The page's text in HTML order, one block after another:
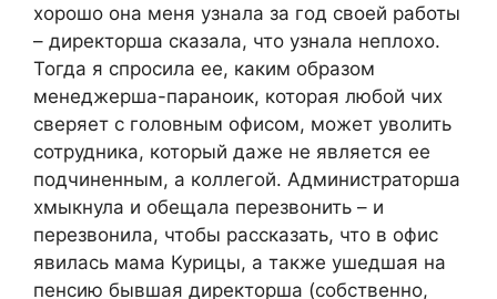
хорошо она меня узнала за год своей работы
– директорша сказала, что узнала неплохо.
Тогда я спросила ее, каким образом
менеджерша-параноик, которая любой чих
сверяет с головным офисом, может уволить
сотрудника, который даже не является ее
подчиненным, а коллегой. Администраторша
хмыкнула и обещала перезвонить – и
перезвонила, чтобы рассказать, что в офис
явилась мама Курицы, а также ушедшая на
пенсию бывшая директорша (собственно,